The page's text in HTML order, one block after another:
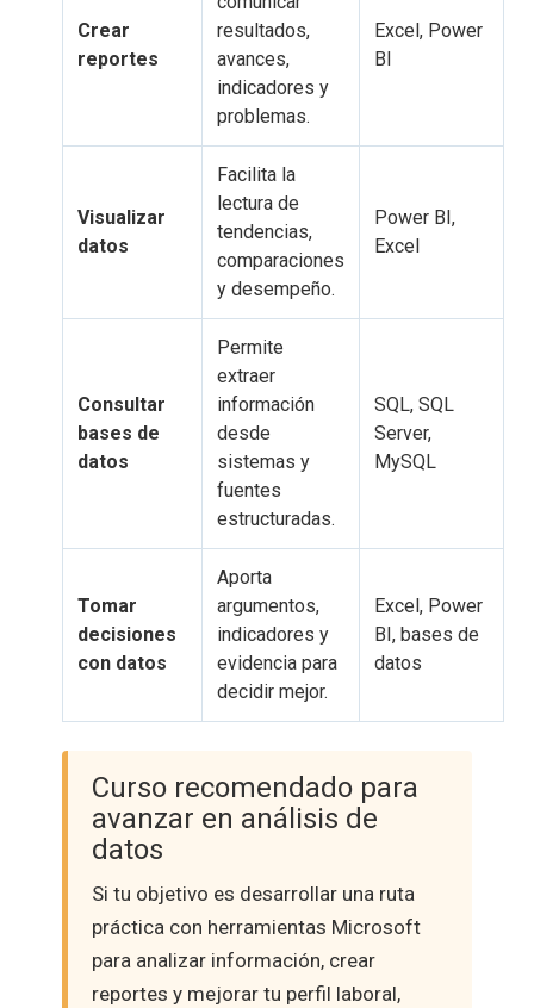
Crear
reportes
resultados,
avances,
indicadores y
problemas.
Excel, Power
BI
Visualizar
datos
Facilita la
lectura de
tendencias,
comparaciones
y desempeño.
Power BI,
Excel
Consultar
bases de
datos
Permite
extraer
información
desde
sistemas y
fuentes
estructuradas.
SQL, SQL
Server,
MySQL
Tomar
decisiones
con datos
Aporta
argumentos,
indicadores y
evidencia para
decidir mejor.
Excel, Power
BI, bases de
datos
Curso recomendado para
avanzar en análisis de
datos
Si tu objetivo es desarrollar una ruta
práctica con herramientas Microsoft
para analizar información, crear
reportes y mejorar tu perfil laboral,